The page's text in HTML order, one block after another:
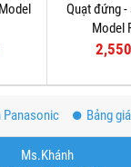
Quạt đứng
Model
Panasonic Bảng
Ms.Khánh